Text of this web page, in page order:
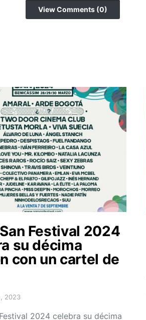
View Comments (0)
Festival 2024
su décima
con un cartel de
2023
2024 celebra su décima